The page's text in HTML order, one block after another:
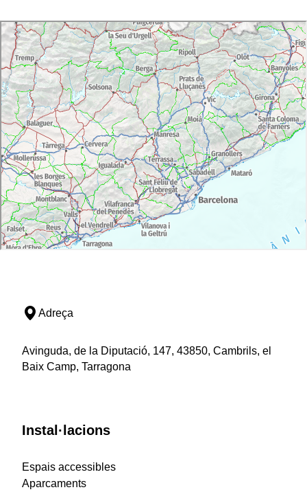
Adreça
Avinguda, de la Diputació, 147, 43850, Cambrils, el
Baix Camp, Tarragona
Instal·lacions
Espais accessibles
Aparcaments